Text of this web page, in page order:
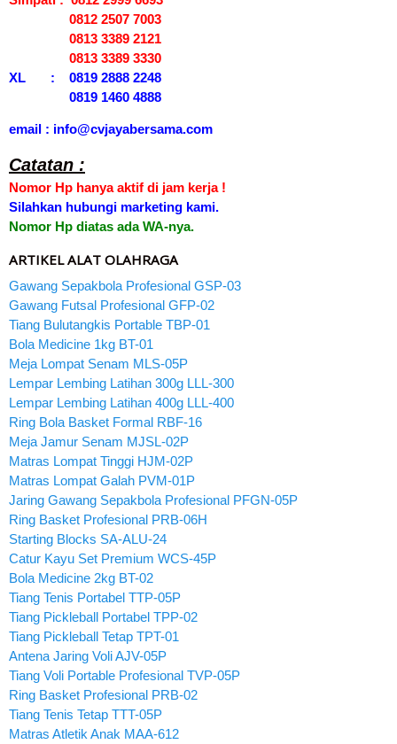
0812 2507 7003
0813 3389 2121
0813 3389 3330
XL : 0819 2888 2248
0819 1460 4888
email : info@cvjayabersama.com
Catatan :
Nomor Hp hanya aktif di jam kerja !
Silahkan hubungi marketing kami.
Nomor Hp diatas ada WA-nya.
ARTIKEL ALAT OLAHRAGA
Gawang Sepakbola Profesional GSP-03
Gawang Futsal Profesional GFP-02
Tiang Bulutangkis Portable TBP-01
Bola Medicine 1kg BT-01
Meja Lompat Senam MLS-05P
Lempar Lembing Latihan 300g LLL-300
Lempar Lembing Latihan 400g LLL-400
Ring Bola Basket Formal RBF-16
Meja Jamur Senam MJSL-02P
Matras Lompat Tinggi HJM-02P
Matras Lompat Galah PVM-01P
Jaring Gawang Sepakbola Profesional PFGN-05P
Ring Basket Profesional PRB-06H
Starting Blocks SA-ALU-24
Catur Kayu Set Premium WCS-45P
Bola Medicine 2kg BT-02
Tiang Tenis Portabel TTP-05P
Tiang Pickleball Portabel TPP-02
Tiang Pickleball Tetap TPT-01
Antena Jaring Voli AJV-05P
Tiang Voli Portable Profesional TVP-05P
Ring Basket Profesional PRB-02
Tiang Tenis Tetap TTT-05P
Matras Atletik Anak MAA-612